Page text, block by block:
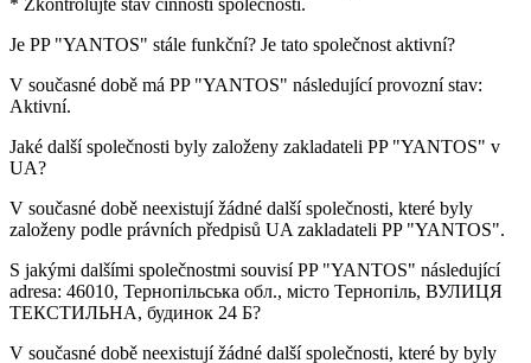
* Zkontrolujte stav činnosti společnosti.
Je PP "YANTOS" stále funkční? Je tato společnost aktivní?
V současné době má PP "YANTOS" následující provozní stav:
Aktivní.
Jaké další společnosti byly založeny zakladateli PP "YANTOS" v
UA?
V současné době neexistují žádné další společnosti, které byly
založeny podle právních předpisů UA zakladateli PP "YANTOS".
S jakými dalšími společnostmi souvisíPP "YANTOS" následující
adresa: 46010, Тернопільська обл., місто Тернопіль, ВУЛИЦЯ
ТЕКСТИЛЬНА, будинок 24 Б?
V současné době neexistují žádné další společnosti, které by byly